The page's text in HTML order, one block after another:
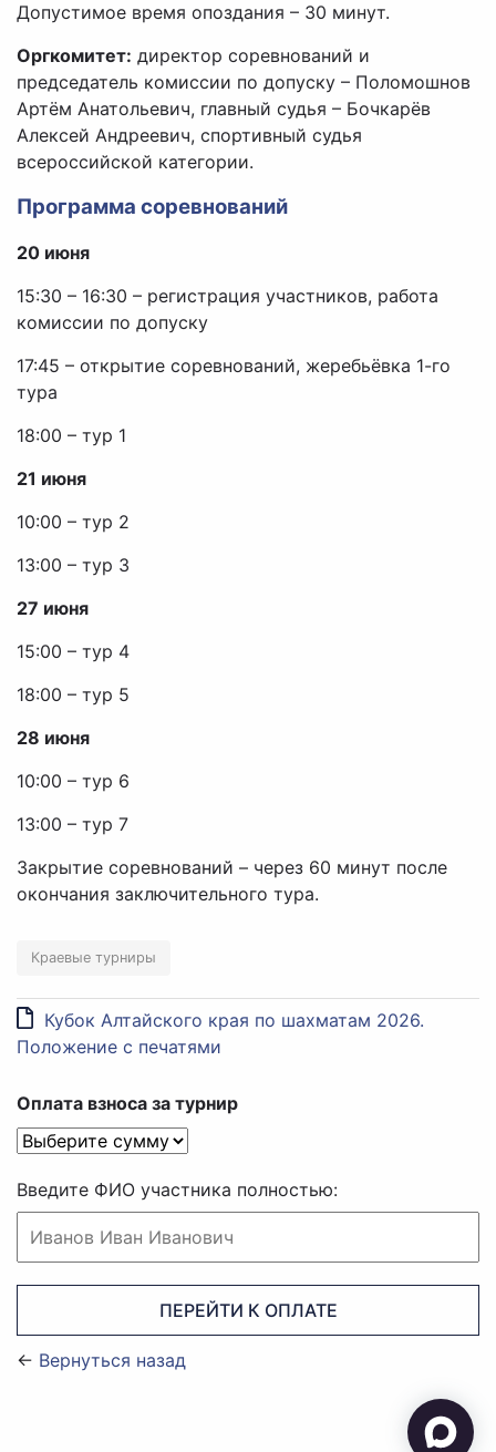
Допустимое время опоздания – 30 минут.
Оргкомитет: директор соревнований и
председатель комиссии по допуску – Поломошнов
Артём Анатольевич, главный судья – Бочкарёв
Алексей Андреевич, спортивный судья
всероссийской категории.
Программа соревнований
20 июня
15:30 – 16:30 – регистрация участников, работа
комиссии по допуску
17:45 – открытие соревнований, жеребьёвка 1-го
тура
18:00 – тур 1
21 июня
10:00 – тур 2
13:00 – тур 3
27 июня
15:00 – тур 4
18:00 – тур 5
28 июня
10:00 – тур 6
13:00 – тур 7
Закрытие соревнований – через 60 минут после
окончания заключительного тура.
Краевые турниры
Кубок Алтайского края по шахматам 2026.
Положение с печатями
Оплата взноса за турнир
Введите ФИО участника полностью:
ПЕРЕЙТИ К ОПЛАТЕ
← Вернуться назад